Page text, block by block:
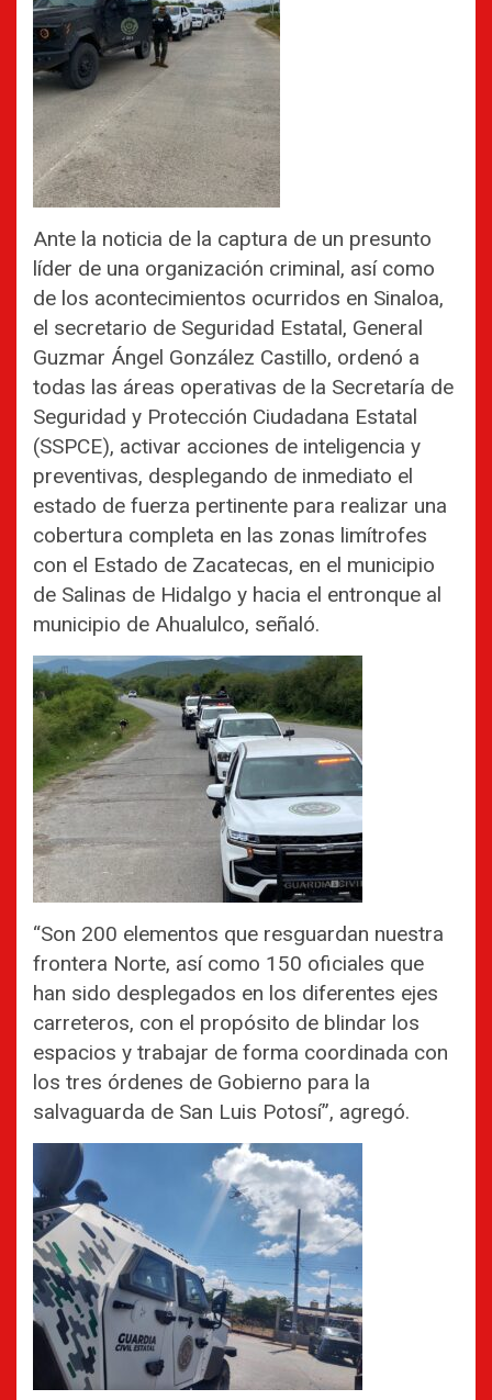
Ante la noticia de la captura de un presunto
líder de una organización criminal, así como
de los acontecimientos ocurridos en Sinaloa,
el secretario de Seguridad Estatal, General
Guzmar Ángel González Castillo, ordenó a
todas las áreas operativas de la Secretaría de
Seguridad y Protección Ciudadana Estatal
(SSPCE), activar acciones de inteligencia y
preventivas, desplegando de inmediato el
estado de fuerza pertinente para realizar una
cobertura completa en las zonas limítrofes
con el Estado de Zacatecas, en el municipio
de Salinas de Hidalgo y hacia el entronque al
municipio de Ahualulco, señaló.
“Son 200 elementos que resguardan nuestra
frontera Norte, así como 150 oficiales que
han sido desplegados en los diferentes ejes
carreteros, con el propósito de blindar los
espacios y trabajar de forma coordinada con
los tres órdenes de Gobierno para la
salvaguarda de San Luis Potosí”, agregó.